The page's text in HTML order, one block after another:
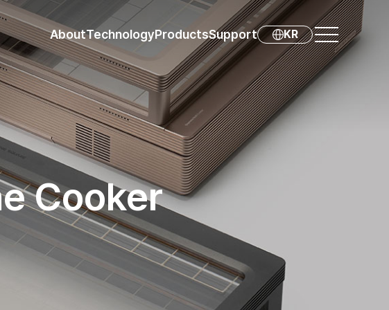
AboutTechnologyProductsSupport KR
Cooker